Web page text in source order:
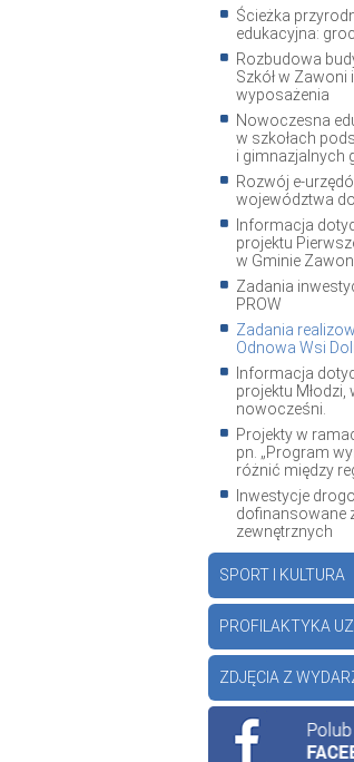
Ścieżka
edukacyjna:
Rozbudowa
Szkół w Zawoni
wyposażenia
Nowoczesna
w szkołach
i gimnazjalnych
Rozwój e-
województwa
Informacja
projektu
w Gminie
Zadania
PROW
Zadania
Odnowa Wsi
Informacja
projektu Młodzi,
nowocześni.
Projekty w
pn. „Program
różnić między
Inwestycje
dofinansowane
zewnętrznych
SPORT I KULTURA
PROFILAKTYKA
ZDJĘCIA Z